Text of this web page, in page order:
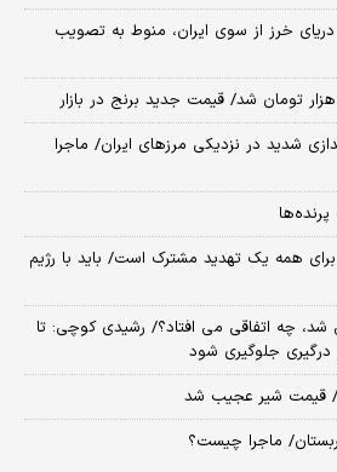
خرز از سوی ایران، منوط به تصویب
شدید در نزدیکی مرز‌های ایران/ ماجرا
برای همه یک تهدید مشترک است/ باید با رژیم
چه اتفاقی می افتاد؟/ رشیدی کوچی: تا
جلوگیری شود
قیمت شیر عجیب شد